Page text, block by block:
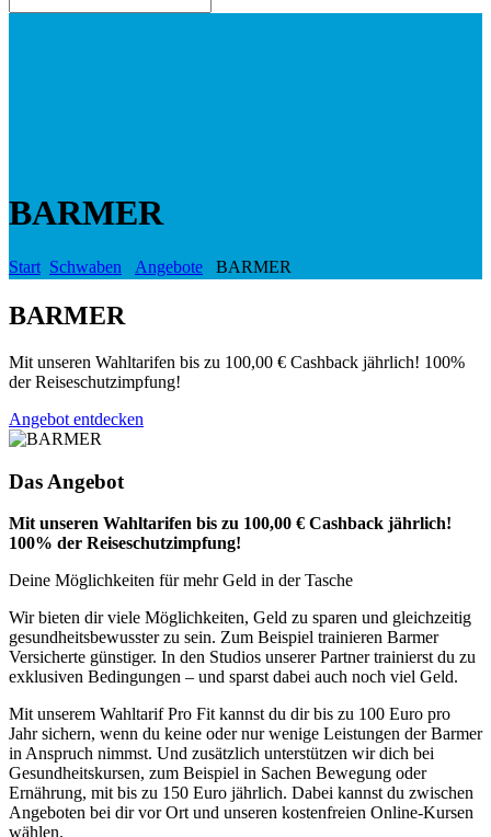
BARMER
Start Schwaben Angebote BARMER
BARMER
Mit unseren Wahltarifen bis zu 100,00 € Cashback jährlich! 100%
der Reiseschutzimpfung!
Angebot entdecken
Das Angebot
Mit unseren Wahltarifen bis zu 100,00 € Cashback jährlich!
100% der Reiseschutzimpfung!
Deine Möglichkeiten für mehr Geld in der Tasche
Wir bieten dir viele Möglichkeiten, Geld zu sparen und gleichzeitig
gesundheitsbewusster zu sein. Zum Beispiel trainieren Barmer
Versicherte günstiger. In den Studios unserer Partner trainierst du zu
exklusiven Bedingungen – und sparst dabei auch noch viel Geld.
Mit unserem Wahltarif Pro Fit kannst du dir bis zu 100 Euro pro
Jahr sichern, wenn du keine oder nur wenige Leistungen der Barmer
in Anspruch nimmst. Und zusätzlich unterstützen wir dich bei
Gesundheitskursen, zum Beispiel in Sachen Bewegung oder
Ernährung, mit bis zu 150 Euro jährlich. Dabei kannst du zwischen
Angeboten bei dir vor Ort und unseren kostenfreien Online-Kursen
wählen.